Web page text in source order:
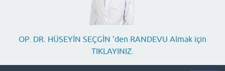
OP. DR. HÜSEYİN SEÇGİN 'den RANDEVU Almak için
TIKLAYINIZ.